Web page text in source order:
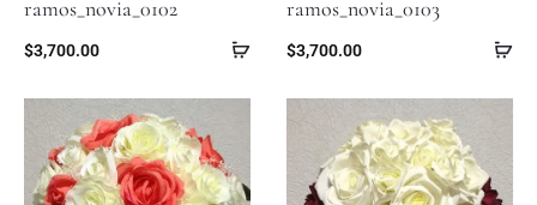
ramos_novia_0102
$3,700.00
ramos_novia_0103
$3,700.00